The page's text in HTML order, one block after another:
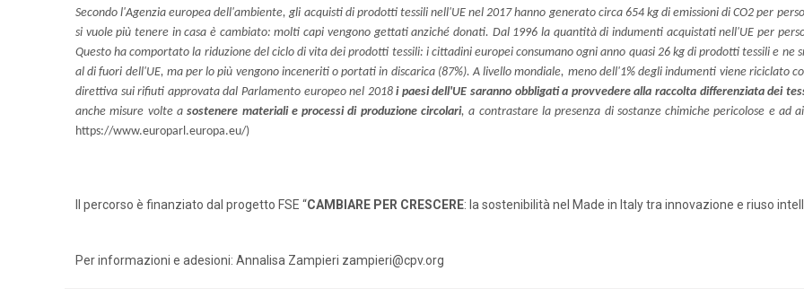
Secondo l'Agenzia europea dell'ambiente, gli acquisti di prodotti tessili nell'UE nel 2017 hanno generato circa 654 kg di emissioni di CO2 per
si vuole più tenere in casa è cambiato: molti capi vengono gettati anziché donati. Dal 1996 la quantità di indumenti acquistati nell'UE per
Questo ha comportato la riduzione del ciclo di vita dei prodotti tessili: i cittadini europei consumano ogni anno quasi 26 kg di prodotti tessili e ne
al di fuori dell'UE, ma per lo più vengono inceneriti o portati in discarica (87%). A livello mondiale, meno dell'1% degli indumenti viene riciclato
direttiva sui rifiuti approvata dal Parlamento europeo nel 2018i paesi dell'UE saranno obbligati a provvedere alla raccolta differenziata dei
anche misure volte asostenere materiali e processi di produzione circolari, a contrastare la presenza di sostanze chimiche pericolose e ad
https://www.europarl.europa.eu/)
Il percorso è finanziato dal progetto FSE “CAMBIARE PER CRESCERE: la sostenibilità nel Made in Italy tra innovazione e riuso
Per informazioni e adesioni: Annalisa Zampieri zampieri@cpv.org